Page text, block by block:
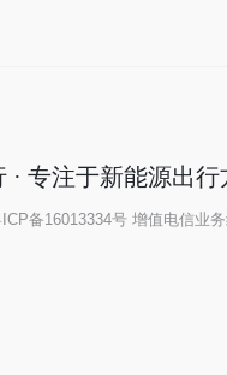
· 专注于新能源出行
备16013334号 增值电信业